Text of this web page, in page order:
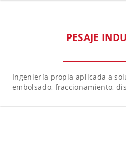
PESAJE
Ingeniería propia aplicada a
embolsado, fraccionamiento,